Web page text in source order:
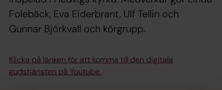
Folebäck, Eva Eiderbrant, Ulf Tellin och
Gunnar Björkvall och körgrupp.
Klicka på länken för att komma till den digitala
gudstjänsten på Youtube.